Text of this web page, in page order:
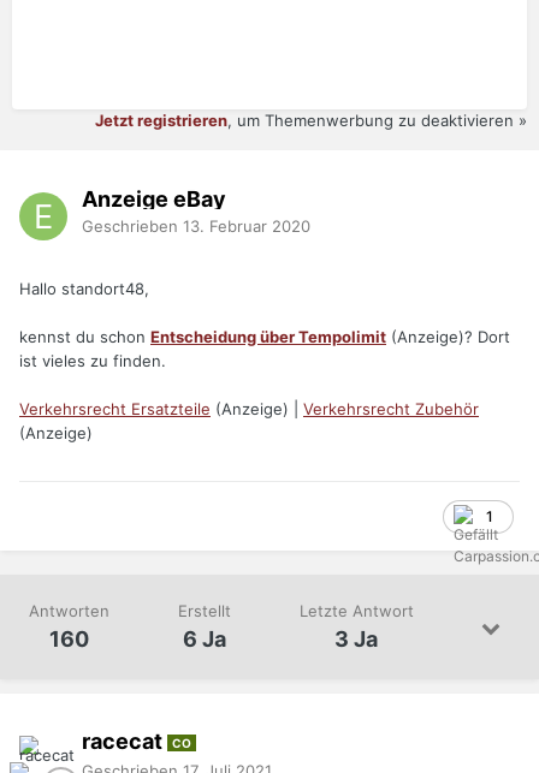
Jetzt registrieren, um Themenwerbung zu deaktivieren »
Anzeige eBay
Geschrieben 13. Februar 2020
Hallo standort48,
kennst du schon Entscheidung über Tempolimit (Anzeige)? Dort
ist vieles zu finden.
Verkehrsrecht Ersatzteile (Anzeige) | Verkehrsrecht Zubehör
(Anzeige)
1
Antworten
160
Erstellt
6 Ja
Letzte Antwort
3 Ja
racecat CO